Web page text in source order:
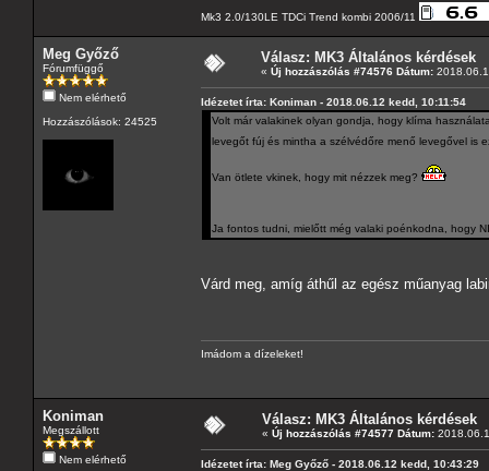
Mk3 2.0/130LE TDCi Trend kombi 2006/11
Meg Győző
Fórumfüggő
Nem elérhető
Hozzászólások: 24525
Válasz: MK3 Általános kérdések
« Új hozzászólás #74576 Dátum:
Idézetet írta: Koniman - 2018.06.12 kedd, 10:11:54
Volt már valakinek olyan gondja, hogy klíma
levegőt fúj és mintha a szélvédőre menő levegővel is
Van ötlete vkinek, hogy mit nézzek meg?
Ja fontos tudni, mielőtt még valaki poénkodna, hogy
Várd meg, amíg áthűl az egész műanyag
Imádom a dízeleket!
Koniman
Megszállott
Nem elérhető
Válasz: MK3 Általános kérdések
« Új hozzászólás #74577 Dátum:
Idézetet írta: Meg Győző - 2018.06.12 kedd, 10:43:29